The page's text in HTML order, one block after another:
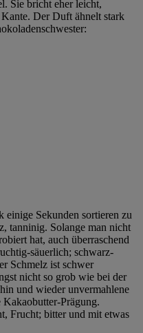
Sie bricht eher leicht,
Der Duft ähnelt stark
einige Sekunden sortieren zu
tanninig. Solange man nicht
hat, auch überraschend
säuerlich; schwarz-
Schmelz ist schwer
nicht so grob wie bei der
und wieder unvermahlene
Prägung.
Frucht; bitter und mit etwas